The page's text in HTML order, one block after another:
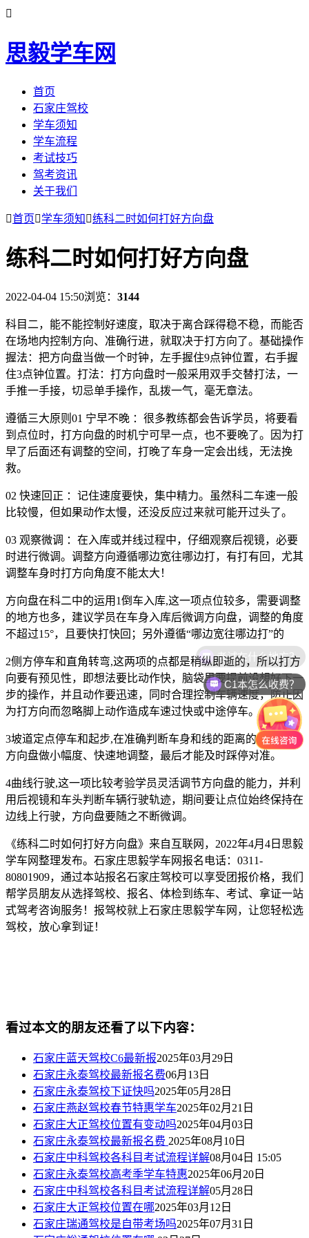

思毅学车网
首页
石家庄驾校
学车须知
学车流程
考试技巧
驾考资讯
关于我们
首页学车须知 练科二时如何打好方向盘
练科二时如何打好方向盘
2022-04-04 15:50浏览： 3144
科目二，能不能控制好速度，取决于离合踩得稳不稳，而能否
在场地内控制方向、准确行进，就取决于打方向了。基础操作
握法：把方向盘当做一个时钟，左手握住9点钟位置，右手握
住3点钟位置。打法：打方向盘时一般采用双手交替打法，一
手推一手接，切忌单手操作，乱拨一气，毫无章法。
遵循三大原则01 宁早不晚 ：很多教练都会告诉学员，将要看
到点位时，打方向盘的时机宁可早一点，也不要晚了。因为打
早了后面还有调整的空间，打晚了车身一定会出线，无法挽
救。
02 快速回正 ：记住速度要快，集中精力。虽然科二车速一般
比较慢，但如果动作太慢，还没反应过来就可能开过头了。
03 观察微调 ：在入库或并线过程中，仔细观察后视镜，必要
时进行微调。调整方向遵循哪边宽往哪边打，有打有回，尤其
调整车身时打方向角度不能太大！
方向盘在科二中的运用1倒车入库,这一项点位较多，需要调整
的地方也多，建议学员在车身入库后微调方向盘，调整的角度
不超过15°，且要快打快回；另外遵循“哪边宽往哪边打”的
2侧方停车和直角转弯,这两项的点都是稍纵即逝的，所以打方
向要有预见性，即想法要比动作快，脑袋里要提前设想好下一
步的操作，并且动作要迅速，同时合理控制车辆速度，防止因
为打方向而忽略脚上动作造成车速过快或中途停车。
3坡道定点停车和起步,在准确判断车身和线的距离的基础上，
方向盘做小幅度、快速地调整，最后才能及时踩停对准。
4曲线行驶,这一项比较考验学员灵活调节方向盘的能力，并利
用后视镜和车头判断车辆行驶轨迹，期间要让点位始终保持在
边线上行驶，方向盘要随之不断微调。
《练科二时如何打好方向盘》来自互联网，2022年4月4日思毅
学车网整理发布。石家庄思毅学车网报名电话：0311-
80801909，通过本站报名石家庄驾校可以享受团报价格，我们
帮学员朋友从选择驾校、报名、体检到练车、考试、拿证一站
式驾考咨询服务！报驾校就上石家庄思毅学车网，让您轻松选
驾校，放心拿到证！
看过本文的朋友还看了以下内容：
石家庄蓝天驾校C6最新报2025年03月29日
石家庄永泰驾校最新报名费06月13日
石家庄永泰驾校下证快吗2025年05月28日
石家庄燕赵驾校春节特惠学车2025年02月21日
石家庄大正驾校位置有变动吗2025年04月03日
石家庄永泰驾校最新报名费 2025年08月10日
石家庄中科驾校各科目考试流程详解08月04日 15:05
石家庄永泰驾校高考季学车特惠2025年06月20日
石家庄中科驾校各科目考试流程详解05月28日
石家庄大正驾校位置在哪2025年03月12日
石家庄瑞通驾校是自带考场吗2025年07月31日
C1本怎么收费？
考试在什么地方？